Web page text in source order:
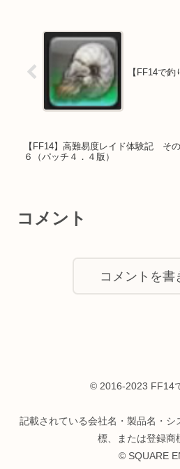
【FF14で
【FF14】高難易度レイド体験記 その
６（パッチ４．４版）
コメント
コメントを書
© 2016-2023 FF14
記載されている会社名・製品名・
標、または登録商
© SQUARE